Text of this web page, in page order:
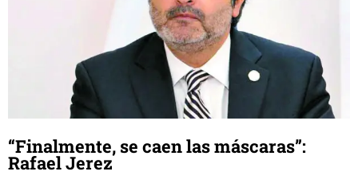
“Finalmente, se caen las máscaras”:
Rafael Jerez